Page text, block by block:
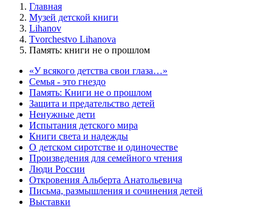
Главная
Музей детской книги
Lihanov
Tvorchestvo Lihanova
Память: книги не о прошлом
«У всякого детства свои глаза…»
Семья - это гнездо
Память: Книги не о прошлом
Защита и предательство детей
Ненужные дети
Испытания детского мира
Книги света и надежды
О детском сиротстве и одиночестве
Произведения для семейного чтения
Люди России
Откровения Альберта Анатольевича
Письма, размышления и сочинения детей
Выставки